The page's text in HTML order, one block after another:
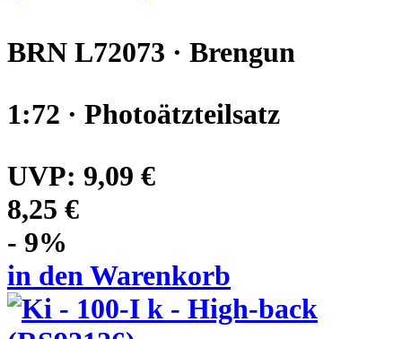
BRN L72073 · Brengun
1:72 · Photoätzteilsatz
UVP: 9,09 €
8,25 €
- 9%
in den Warenkorb